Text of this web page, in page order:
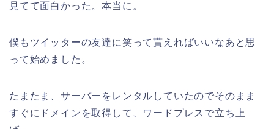
見てて面白かった。本当に。
僕もツイッターの友達に笑って貰えればいいなあと思
って始めました。
たまたま、サーバーをレンタルしていたのでそのまま
すぐにドメインを取得して、ワードプレスで立ち上